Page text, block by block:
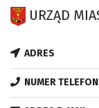
URZĄD
ADRES
NUMER